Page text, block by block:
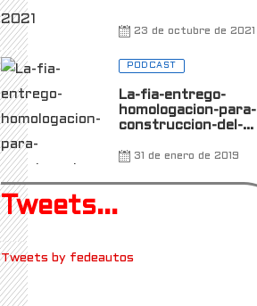
23 de octubre de 2021
PODCAST
La-fia-entrego-
homologacion-para-
construccion-del-
31 de enero de 2019
Tweets...
Tweets by fedeautos